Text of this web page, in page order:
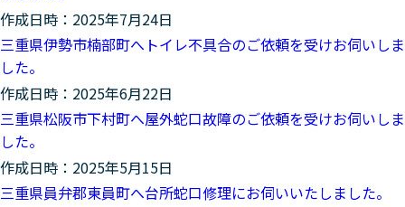
作成日時：2025年7月24日
三重県伊勢市楠部町へトイレ不具合のご依頼を受けお伺いしま
した。
作成日時：2025年6月22日
三重県松阪市下村町へ屋外蛇口故障のご依頼を受けお伺いしま
した。
作成日時：2025年5月15日
三重県員弁郡東員町へ台所蛇口修理にお伺いいたしました。